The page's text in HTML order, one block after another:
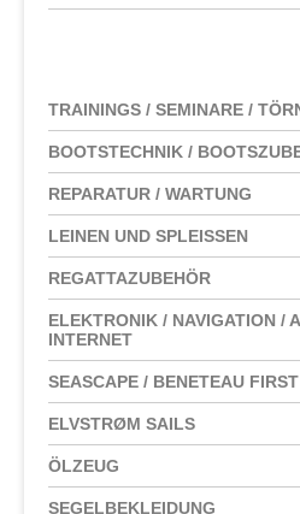
TRAININGS / SEMINARE /
BOOTSTECHNIK /
REPARATUR / WARTUNG
LEINEN UND SPLEISSEN
REGATTAZUBEHÖR
ELEKTRONIK / NAVIGATION /
INTERNET
SEASCAPE / BENETEAU FIRST
ELVSTRØM SAILS
ÖLZEUG
SEGELBEKLEIDUNG